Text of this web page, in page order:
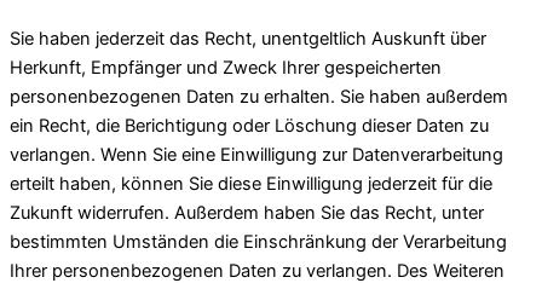
Sie haben jederzeit das Recht, unentgeltlich Auskunft über
Herkunft, Empfänger und Zweck Ihrer gespeicherten
personenbezogenen Daten zu erhalten. Sie haben außerdem
ein Recht, die Berichtigung oder Löschung dieser Daten zu
verlangen. Wenn Sie eine Einwilligung zur Datenverarbeitung
erteilt haben, können Sie diese Einwilligung jederzeit für die
Zukunft widerrufen. Außerdem haben Sie das Recht, unter
bestimmten Umständen die Einschränkung der Verarbeitung
Ihrer personenbezogenen Daten zu verlangen. Des Weiteren